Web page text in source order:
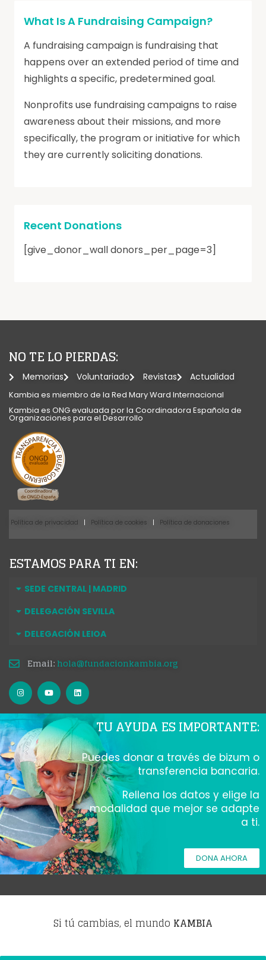
What Is A Fundraising Campaign?
A fundraising campaign is fundraising that
happens over an extended period of time and
highlights a specific, predetermined goal.
Nonprofits use fundraising campaigns to raise
awareness about their missions, and more
specifically, the program or initiative for which
they are currently soliciting donations.
Recent Donations
[give_donor_wall donors_per_page=3]
NO TE LO PIERDAS:
Memorias Voluntariado Revistas Actualidad
Kambia es miembro de la Red Mary Ward Internacional​
Kambia es ONG evaluada por la Coordinadora Española de
Organizaciones para el Desarrollo
Política de privacidad | Política de cookies | Política de donaciones
ESTAMOS PARA TI EN:
SEDE CENTRAL | MADRID
DELEGACIÓN SEVILLA
DELEGACIÓN LEIOA
Email: hola@fundacionkambia.org
TU AYUDA ES IMPORTANTE:
Puedes donar a través de bizum o
transferencia bancaria.
Rellena los datos y elige la
modalidad que mejor se adapte
a ti.
DONA AHORA
Si tú cambias, el mundo KAMBIA